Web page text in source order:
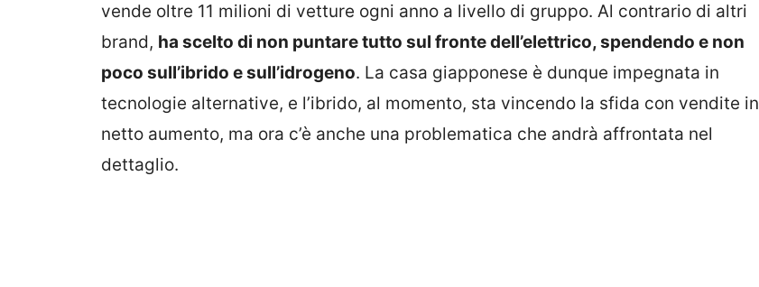
vende oltre 11 milioni di vetture ogni anno a livello di gruppo. Al contrario di altri
brand, ha scelto di non puntare tutto sul fronte dell’elettrico, spendendo e non
poco sull’ibrido e sull’idrogeno. La casa giapponese è dunque impegnata in
tecnologie alternative, e l’ibrido, al momento, sta vincendo la sfida con vendite in
netto aumento, ma ora c’è anche una problematica che andrà affrontata nel
dettaglio.